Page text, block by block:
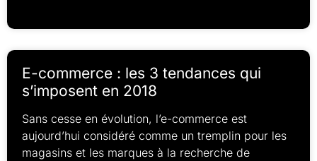
E-commerce : les 3 tendances qui
s’imposent en 2018
Sans cesse en évolution, l’e-commerce est
aujourd’hui considéré comme un tremplin pour les
magasins et les marques à la recherche de